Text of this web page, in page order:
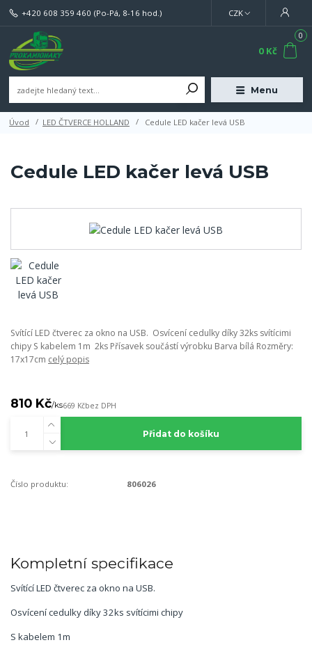
Menu
CZK
+420 608 359 460 (Po-Pá, 8-16 hod.)
0
0 Kč
Úvod LED ČTVERCE HOLLAND Cedule LED kačer levá USB
Cedule LED kačer levá USB
Svítící LED čtverec za okno na USB. Osvícení cedulky díky 32ks svítícimi
chipy S kabelem 1m 2ks Přísavek součástí výrobku Barva bílá Rozměry:
17x17cm celý popis
810 Kč/ks669 Kčbez DPH
Přidat do košíku
Číslo produktu: 806026
Kompletní specifikace
Svítící LED čtverec za okno na USB.
Osvícení cedulky díky 32ks svítícimi chipy
S kabelem 1m